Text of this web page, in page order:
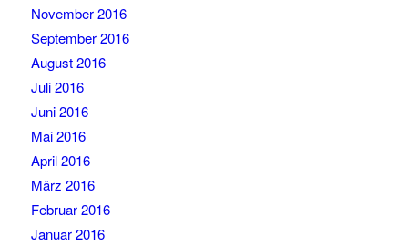
November 2016
September 2016
August 2016
Juli 2016
Juni 2016
Mai 2016
April 2016
März 2016
Februar 2016
Januar 2016